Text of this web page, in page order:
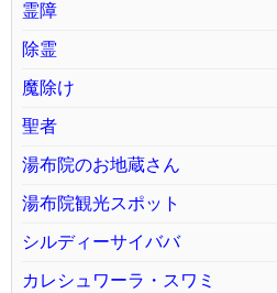
霊障
除霊
魔除け
聖者
湯布院のお地蔵さん
湯布院観光スポット
シルディーサイババ
カレシュワーラ・スワミ